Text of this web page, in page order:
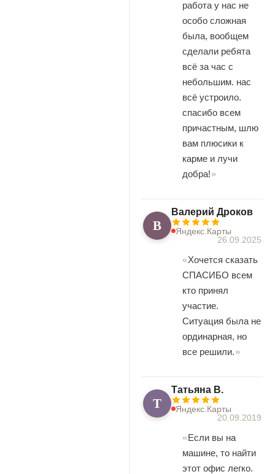
работа у нас не
особо сложная
была, вообщем
сделали ребята
всё за час с
небольшим. нас
всё устроило.
спасибо всем
причастным, шлю
вам плюсики к
карме и лучи
добра!
В
Валерий Дроков
Яндекс.Карты
26.09.2025
Хочется сказать
СПАСИБО всем
кто принял
участие.
Ситуация была не
ординарная, но
все решили.
Т
Татьяна В.
Яндекс.Карты
20.09.2019
Если вы на
машине, то найти
этот офис легко.